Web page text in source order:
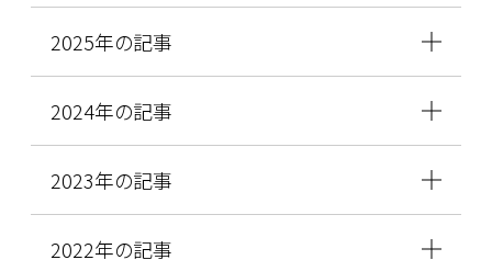
2025年の記事
2024年の記事
2023年の記事
2022年の記事